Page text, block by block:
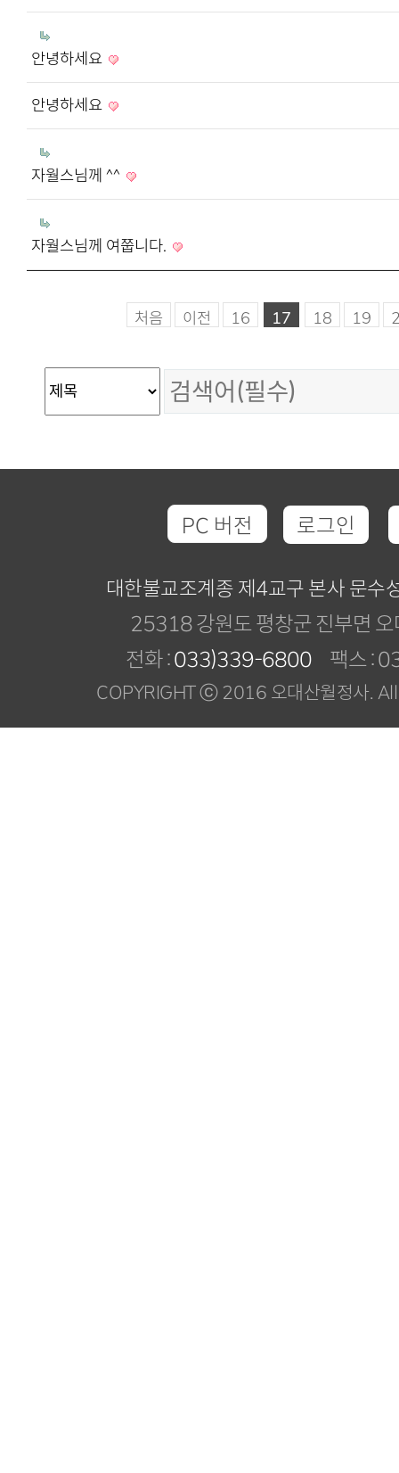
안녕하세요
안녕하세요
자월스님께 ^^
자월스님께 여쭙니다.
처음 이전 16 17 18 19
PC 버전 로그인
대한불교조계종 제4교구 본사 문수
25318 강원도 평창군 진부면
전화 :033)339-6800 팩스 :
COPYRIGHT ⓒ 2016 오대산월정사.